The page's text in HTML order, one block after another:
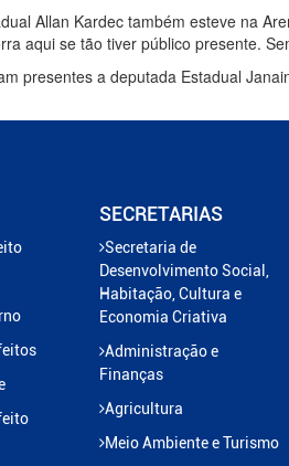
Allan Kardec também esteve na
aqui se tão tiver público presente.
presentes a deputada Estadual
SECRETARIAS
Secretaria de
Desenvolvimento Social,
Habitação, Cultura e
Economia Criativa
Administração e
Finanças
Agricultura
Meio Ambiente e Turismo